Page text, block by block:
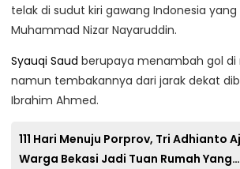
telak di sudut kiri gawang Indonesia yang
Muhammad Nizar Nayaruddin.
Syauqi Saud berupaya menambah gol di
namun tembakannya dari jarak dekat
Ibrahim Ahmed.
111 Hari Menuju Porprov, Tri Adhianto
Warga Bekasi Jadi Tuan Rumah Yang